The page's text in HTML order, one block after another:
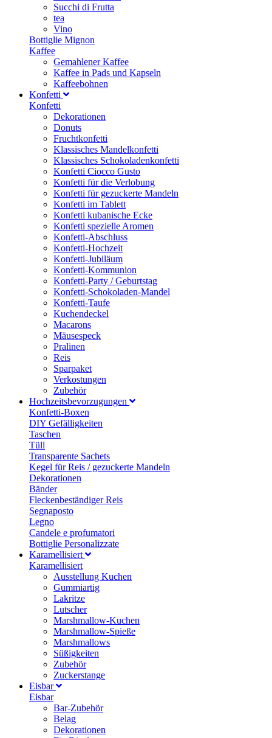
Succhi di Frutta
tea
Vino
Bottiglie Mignon
Kaffee
Gemahlener Kaffee
Kaffee in Pads und Kapseln
Kaffeebohnen
Konfetti
Konfetti
Dekorationen
Donuts
Fruchtkonfetti
Klassisches Mandelkonfetti
Klassisches Schokoladenkonfetti
Konfetti Ciocco Gusto
Konfetti für die Verlobung
Konfetti für gezuckerte Mandeln
Konfetti im Tablett
Konfetti kubanische Ecke
Konfetti spezielle Aromen
Konfetti-Abschluss
Konfetti-Hochzeit
Konfetti-Jubiläum
Konfetti-Kommunion
Konfetti-Party / Geburtstag
Konfetti-Schokoladen-Mandel
Konfetti-Taufe
Kuchendeckel
Macarons
Mäusespeck
Pralinen
Reis
Sparpaket
Verkostungen
Zubehör
Hochzeitsbevorzugungen
Konfetti-Boxen
DIY Gefälligkeiten
Taschen
Tüll
Transparente Sachets
Kegel für Reis / gezuckerte Mandeln
Dekorationen
Bänder
Fleckenbeständiger Reis
Segnaposto
Legno
Candele e profumatori
Bottiglie Personalizzate
Karamellisiert
Karamellisiert
Ausstellung Kuchen
Gummiartig
Lakritze
Lutscher
Marshmallow-Kuchen
Marshmallow-Spieße
Marshmallows
Süßigkeiten
Zubehör
Zuckerstange
Eisbar
Eisbar
Bar-Zubehör
Belag
Dekorationen